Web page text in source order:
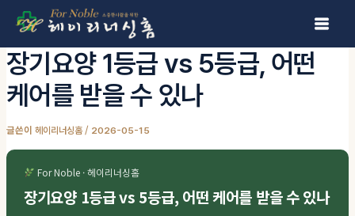
콘텐츠로 건너뛰기
장기요양 1등급 vs 5등급, 어떤
케어를 받을 수 있나
글쓴이헤이리너싱홈/ 2026-05-15
For Noble · 헤이리너싱홈
장기요양 1등급 vs 5등급, 어떤 케어를 받을 수 있나